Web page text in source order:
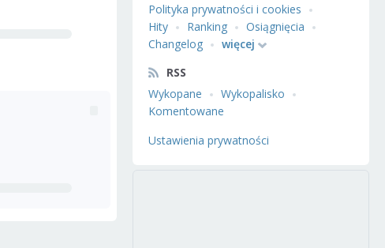
Polityka prywatności i cookies
Hity
Ranking
Osiągnięcia
Changelog
więcej
RSS
Wykopane
Wykopalisko
Komentowane
Ustawienia prywatności